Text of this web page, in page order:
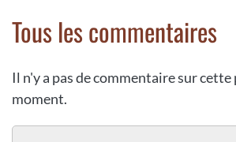
Tous les commentaires
Il n'y a pas de commentaire sur cette
moment.